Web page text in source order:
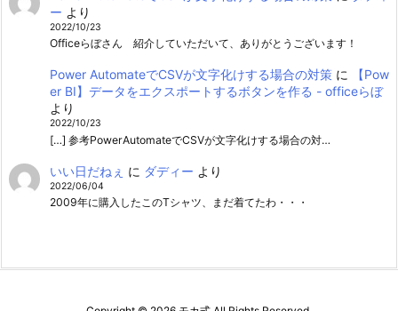
ー より
2022/10/23
Officeらぼさん 紹介していただいて、ありがとうございます！
Power AutomateでCSVが文字化けする場合の対策に
【Pow
er BI】データをエクスポートするボタンを作る - officeらぼ
より
2022/10/23
[…] 参考PowerAutomateでCSVが文字化けする場合の対…
いい日だねぇ に ダディー より
2022/06/04
2009年に購入したこのTシャツ、まだ着てたわ・・・